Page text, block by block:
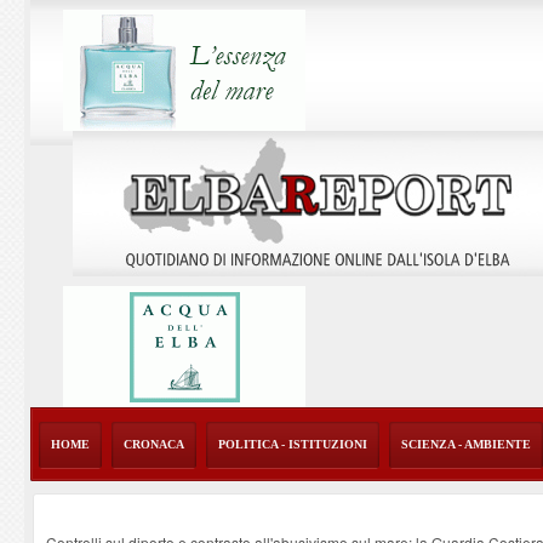
HOME CRONACA POLITICA - ISTITUZIONI SCIENZA - AMBIENTE